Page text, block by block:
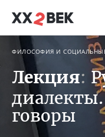
ФИЛОСОФИЯ И
Лекция:
говоры